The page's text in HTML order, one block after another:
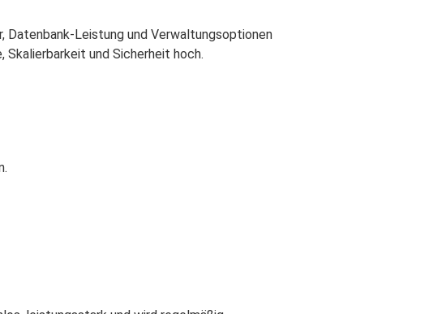
Leistung und Verwaltungsoptionen
Skalierbarkeit und Sicherheit hoch.